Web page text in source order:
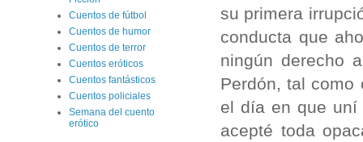
su primera
conducta que
ningún derecho
Perdón, tal como
el día en que uní
acepté toda
Cuentos de fútbol
Cuentos de humor
Cuentos de terror
Cuentos eróticos
Cuentos fantásticos
Cuentos policiales
Semana del cuento
erótico